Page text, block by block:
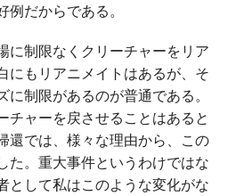
だからである。
に制限なくクリーチャーをリア
にもリアニメイトはあるが、そ
制限があるのが普通である。
チャーを戻させることはあると
還では、様々な理由から、この
た。重大事件というわけではな
として私はこのような変化がな